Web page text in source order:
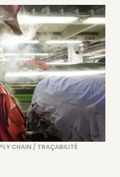
CHAIN / TRAÇABILITÉ